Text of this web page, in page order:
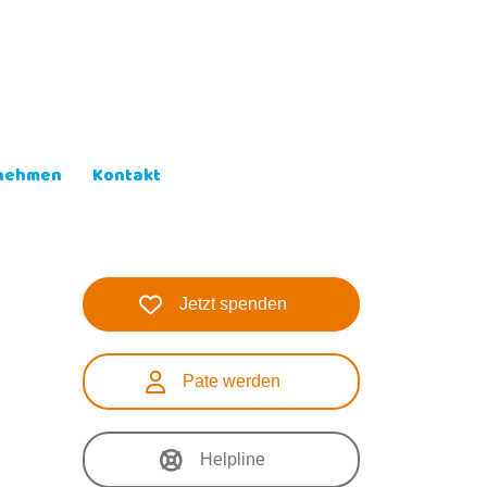
Kontakt
Jetzt spenden
Pate werden
Helpline